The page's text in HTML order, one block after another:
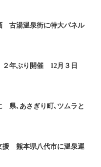
古湯温泉街に特大パネル
２年ぶり開催 12月３日
県､あさぎり町､ツムラと
援 熊本県八代市に温泉運